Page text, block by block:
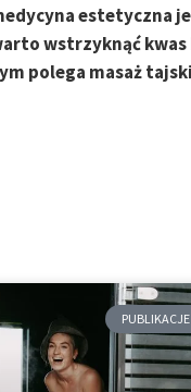
estetyczna
wstrzyknąć
polega masaż
PUBLIKACJE